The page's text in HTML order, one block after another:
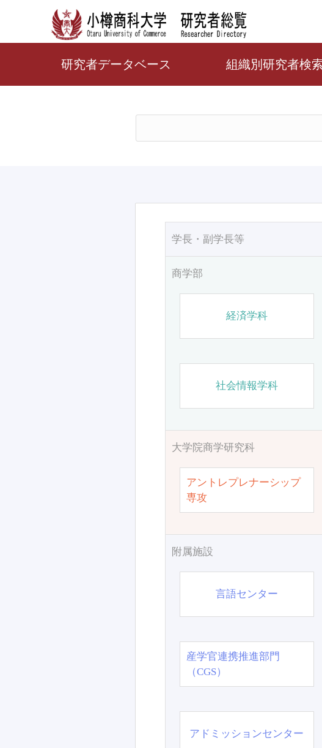
研究者データベース 組織別研究者検
学長・副学長等
商学部
経済学科
社会情報学科
大学院商学研究科
アントレプレナーシップ
専攻
附属施設
言語センター
産学官連携推進部門
（CGS）
アドミッションセンター